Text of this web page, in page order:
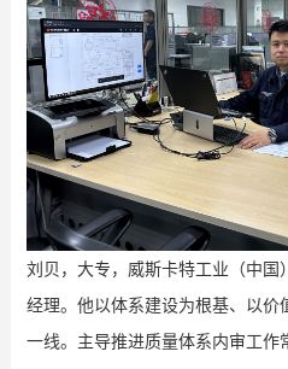
刘贝，大专，威斯卡特工业（中国
经理。 他以体系建设为根基、以价
一线。主导推进质量体系内审工作